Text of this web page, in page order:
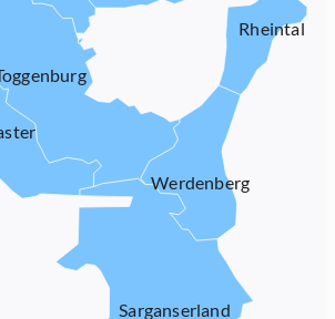
Sarganserland
Werdenberg
Rheintal